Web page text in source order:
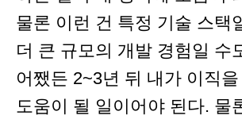
물론 이런 건 특정 기술 스택
더 큰 규모의 개발 경험일 수
어쨌든 2~3년 뒤 내가 이직을
도움이 될 일이어야 된다. 물